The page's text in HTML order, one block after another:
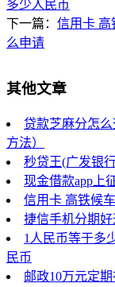
多少人民币
下一篇： 信用卡 高
么申请
其他文章
贷款芝麻分怎
方法）
秒贷王(广发银
现金借款app上
信用卡 高铁候
捷信手机分期
1人民币等于多
民币
邮政10万元定